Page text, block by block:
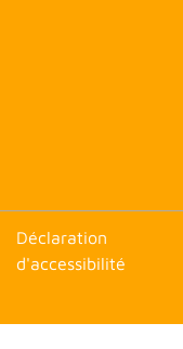
Déclaration
d'accessibilité